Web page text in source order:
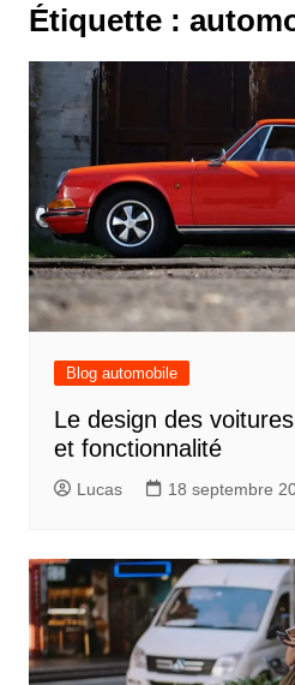
Étiquette :
Blog automobile
Le design des
et fonctionnalité
Lucas 18 septembre